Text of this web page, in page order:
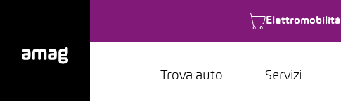
Elettromobilità
Trova auto Servizi